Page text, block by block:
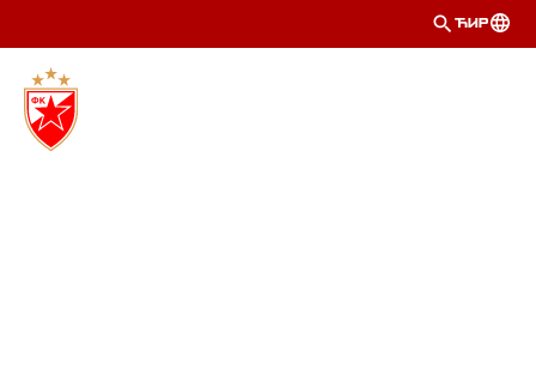
ЋИР